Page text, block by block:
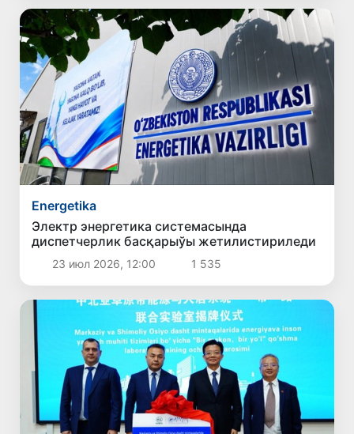
Energetika
Электр энергетика системасында
диспетчерлик басқарыўы жетилистириледи
23 июл 2026, 12:00 1 535